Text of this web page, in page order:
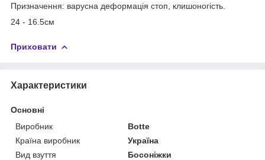
Призначення: варусна деформація стоп
клишоногість.
24 - 16.5см
Приховати
Характеристики
Основні
Виробник
Botte
Країна виробник
Україна
Вид взуття
Босоніжки